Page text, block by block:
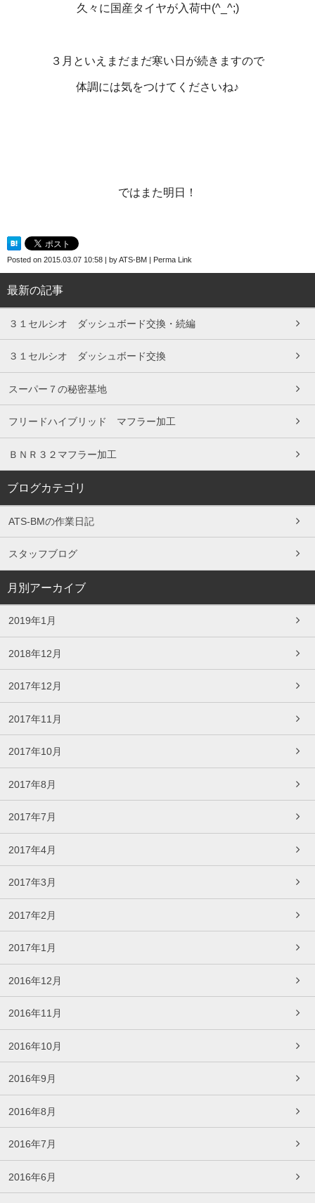
久々に国産タイヤが入荷中(^_^;)
３月といえまだまだ寒い日が続きますので
体調には気をつけてくださいね♪
ではまた明日！
Posted on 2015.03.07 10:58 byATS-BM Perma Link
最新の記事
３１セルシオ ダッシュボード交換・続編
３１セルシオ ダッシュボード交換
スーパー７の秘密基地
フリードハイブリッド マフラー加工
ＢＮＲ３２マフラー加工
ブログカテゴリ
ATS-BMの作業日記
スタッフブログ
月別アーカイブ
2019年1月
2018年12月
2017年12月
2017年11月
2017年10月
2017年8月
2017年7月
2017年4月
2017年3月
2017年2月
2017年1月
2016年12月
2016年11月
2016年10月
2016年9月
2016年8月
2016年7月
2016年6月